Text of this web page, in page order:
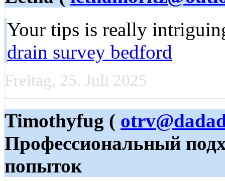
Your tips is really
drain survey bedford
Freitag, 25. Juli 2025
Timothyfug (
Профессиональный
попыток